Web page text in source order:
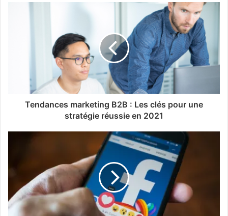
Tendances marketing B2B : Les clés pour une
stratégie réussie en 2021